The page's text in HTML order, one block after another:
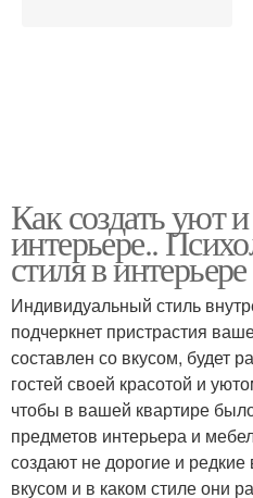
Как создать уют
интерьере..
стиля в интерьере
Индивидуальный стиль
подчеркнет пристрастия
составлен со вкусом, будет
гостей своей красотой и
чтобы в вашей квартире
предметов интерьера и
создают не дорогие и
вкусом и в каком стиле они